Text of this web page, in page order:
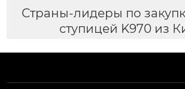
Страны-лидеры по
ступицей K970 из